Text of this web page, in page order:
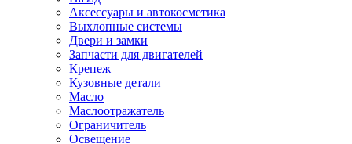
Аксессуары и автокосметика
Выхлопные системы
Двери и замки
Запчасти для двигателей
Крепеж
Кузовные детали
Масло
Маслоотражатель
Ограничитель
Освещение